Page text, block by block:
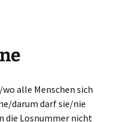
alle Menschen sich
darum darf sie/nie
die Losnummer nicht